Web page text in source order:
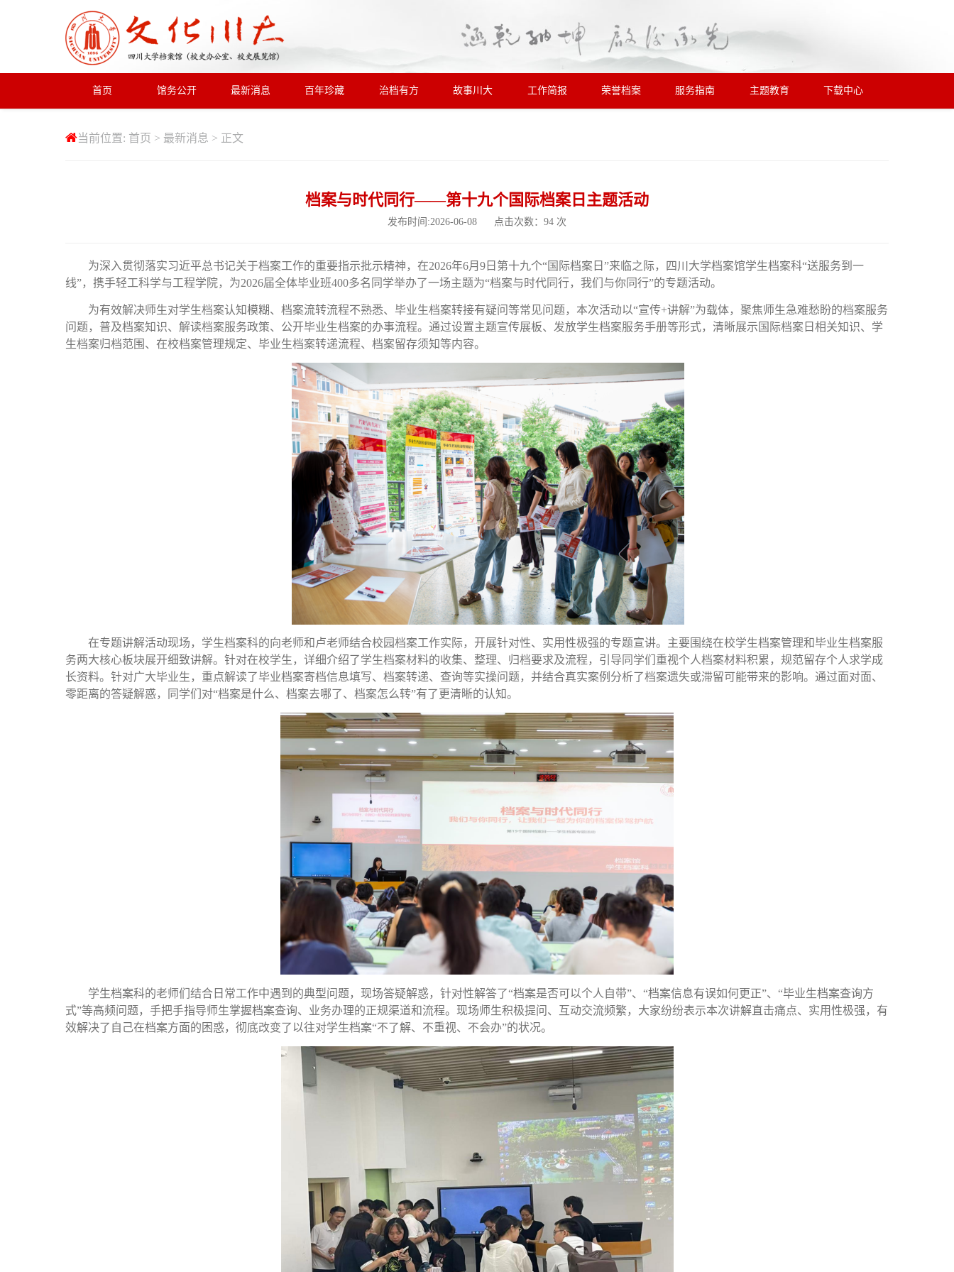
首页 馆务公开 最新消息 百年珍藏 治档有方 故事川大 工作简报 荣誉档案 服务指南 主题教育 下载中心
当前位置: 首页 > 最新消息 > 正文
档案与时代同行——第十九个国际档案日主题活动
发布时间:2026-06-08 点击次数： 94 次
为深入贯彻落实习近平总书记关于档案工作的重要指示批示精神，在2026年6月9日第十九个“国际档案日”来临之际，四川大学档案馆学生档案科“送服务到一
线”，携手轻工科学与工程学院，为2026届全体毕业班400多名同学举办了一场主题为“档案与时代同行，我们与你同行”的专题活动。
为有效解决师生对学生档案认知模糊、档案流转流程不熟悉、毕业生档案转接有疑问等常见问题，本次活动以“宣传+讲解”为载体，聚焦师生急难愁盼的档案服务
问题，普及档案知识、解读档案服务政策、公开毕业生档案的办事流程。通过设置主题宣传展板、发放学生档案服务手册等形式，清晰展示国际档案日相关知识、学
生档案归档范围、在校档案管理规定、毕业生档案转递流程、档案留存须知等内容。
在专题讲解活动现场， 学生档案科的向老师和卢老师结合校园档案工作实际，开展针对性、实用性极强的专题宣讲。 主要 围绕在校学生档案管理和毕业生档案服
务两大核心板块展开细致讲解。针对在校学生，详细介绍了学生档案材料的收集、整理、归档要求及流程，引导同学们重视个人档案材料积累，规范留存个人求学成
长资料。针对广大毕业生，重点解读了毕业档案寄档信息填写、档案转递、查询等实操问题 ，并结合真实案例分析了档案遗失或滞留可能带来的影响。通过面对面、
零距离的答疑解惑，同学们对“档案是什么、档案去哪了、档案怎么转”有了更清晰的认知。
学生档案科的老师们 结合日常工作中遇到的典型问题，现场答疑解惑，针对性解答了“档案是否可以个人自带”、 “档案信息有误如何更正”、 “毕业生档案查询方
式”等高频问题，手把手指导师生掌握档案查询、业务办理的正规渠道和流程。现场师生积极提问、互动交流频繁，大家纷纷表示本次讲解直击痛点、实用性极强，有
效解决了自己在档案方面的困惑，彻底改变了以往对学生档案“不了解、不重视、不会办”的状况。